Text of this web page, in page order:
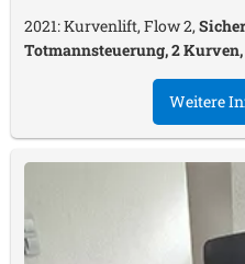
2021: Kurvenlift, Flow 2,
Totmannsteuerung, 2 Kurven,
Weitere